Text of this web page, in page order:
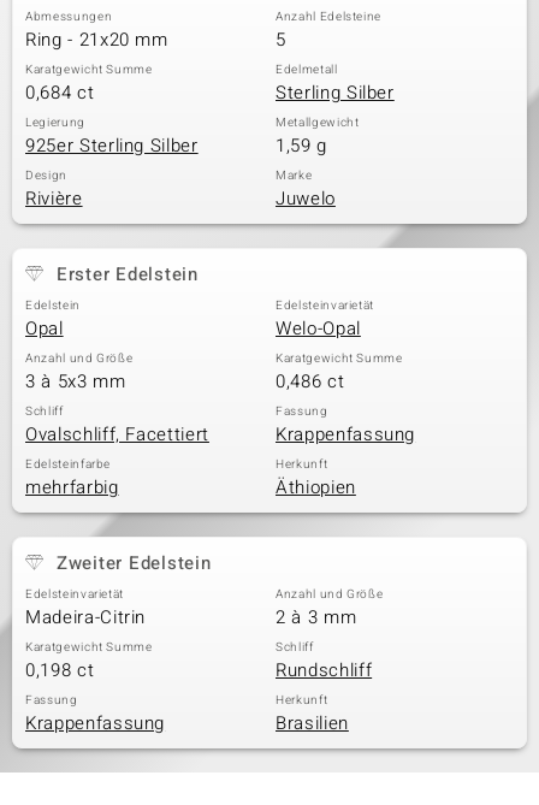
Classics
Abmessungen
Ring - 21x20 mm
Anzahl Edelsteine
5
Karatgewicht Summe
0,684 ct
Edelmetall
Sterling Silber
Legierung
925er Sterling Silber
Metallgewicht
1,59 g
Design
Rivière
Marke
Juwelo
Erster Edelstein
Edelstein
Opal
Edelsteinvarietät
Welo-Opal
Anzahl und Größe
3 à 5x3 mm
Karatgewicht Summe
0,486 ct
Schliff
Ovalschliff, Facettiert
Fassung
Krappenfassung
Edelsteinfarbe
mehrfarbig
Herkunft
Äthiopien
Zweiter Edelstein
Edelsteinvarietät
Madeira-Citrin
Anzahl und Größe
2 à 3 mm
Karatgewicht Summe
0,198 ct
Schliff
Rundschliff
Fassung
Krappenfassung
Herkunft
Brasilien